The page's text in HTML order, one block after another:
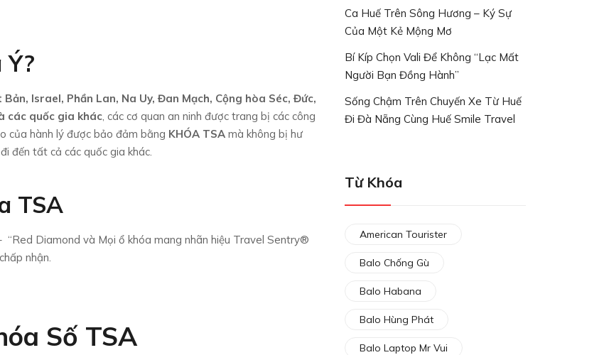
Ý?
Israel, Phần Lan, Na Uy, Đan Mạch, Cộng hòa Séc, Đức,
các quốc gia khác, các cơ quan an ninh được trang bị các công
của hành lý được bảo đảm bằng KHÓA TSA mà không bị hư
đến tất cả các quốc gia khác.
TSA
“Red Diamond và Mọi ổ khóa mang nhãn hiệu Travel Sentry®
nhận.
Số TSA
Ca Huế Trên Sông Hương – Ký Sự
Của Một Kẻ Mộng Mơ
Bí Kíp Chọn Vali Để Không “lạc Mất
Người Bạn Đồng Hành”
Sống Chậm Trên Chuyến Xe Từ Huế
Đi Đà Nẵng Cùng Huế Smile Travel
Từ Khóa
American Tourister
Balo Chống Gù
Balo Habana
Balo Hùng Phát
Balo Laptop Mr Vui